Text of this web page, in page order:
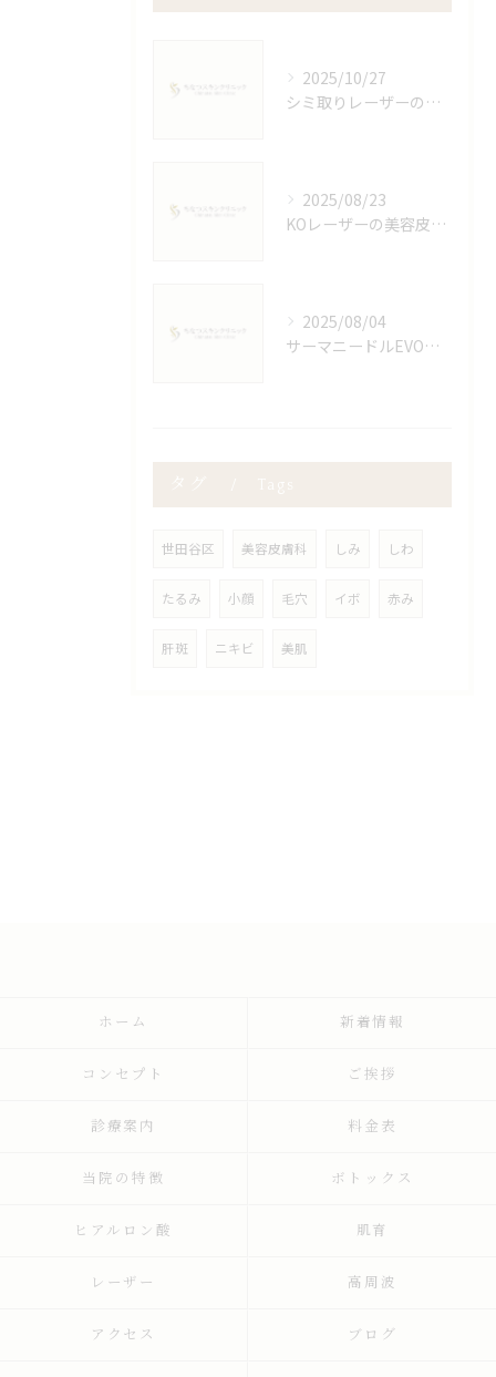
2025/10/27
シミ取りレーザーのダウンタイム徹底解説
2025/08/23
KOレーザーの美容皮膚科での効果
2025/08/04
サーマニードルEVOの真実と美容効果
世田谷区 美容皮膚科 しみ しわ
たるみ 小顔 毛穴 イボ 赤み
肝斑 ニキビ 美肌
ホーム 新着情報
コンセプト ご挨拶
診療案内 料金表
当院の特徴 ボトックス
ヒアルロン酸 肌育
レーザー 高周波
アクセス ブログ